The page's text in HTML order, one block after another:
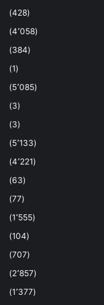
(428)
(4٬058)
(384)
(1)
(5٬085)
(3)
(3)
(5٬133)
(4٬221)
(63)
(77)
(1٬555)
(104)
(707)
(2٬857)
(1٬377)